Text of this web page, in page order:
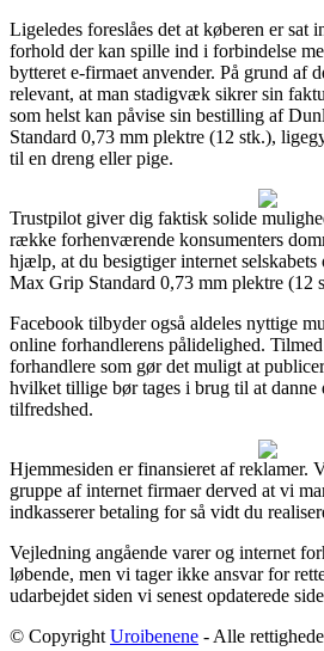
Ligeledes foreslåes det at køberen er sat
forhold der kan spille ind i forbindelse
bytteret e-firmaet anvender. På grund af
relevant, at man stadigvæk sikrer sin
som helst kan påvise sin bestilling af
Standard 0,73 mm plektre (12 stk.),
til en dreng eller pige.
Trustpilot giver dig faktisk solide
række forhenværende konsumenters
hjælp, at du besigtiger internet
Max Grip Standard 0,73 mm plektre (12
Facebook tilbyder også aldeles nyttige
online forhandlerens pålidelighed.
forhandlere som gør det muligt at
hvilket tillige bør tages i brug til at
tilfredshed.
Hjemmesiden er finansieret af reklamer.
gruppe af internet firmaer derved at vi
indkasserer betaling for så vidt du
Vejledning angående varer og internet
løbende, men vi tager ikke ansvar for
udarbejdet siden vi senest opdaterede
© Copyright Uroibenene - Alle